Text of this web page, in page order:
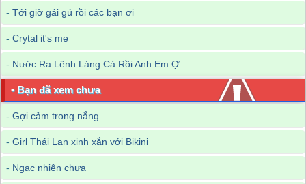
- Tới giờ gái gú rồi các bạn ơi
- Crytal it's me
- Nước Ra Lênh Láng Cả Rồi Anh Em Ợ
• Bạn đã xem chưa
- Gợi cảm trong nắng
- Girl Thái Lan xinh xắn với Bikini
- Ngạc nhiên chưa